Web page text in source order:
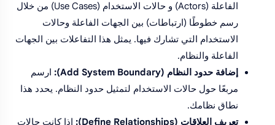
الفاعلة (Actors) و حالات الاستخدام (Use Cases) من خلال
رسم خطوطًا (ارتباطات) بين الجهات الفاعلة وحالات
الاستخدام التي تشارك فيها. يمثل هذا التفاعلات بين الجهات
الفاعلة والنظام.
إضافة حدود النظام (Add System Boundary):
ارسم
مربعًا حول حالات الاستخدام لتمثيل حدود النظام. يحدد هذا
نطاق نظامك.
تعريف العلاقات (Define Relationships):
إذا كانت حالات